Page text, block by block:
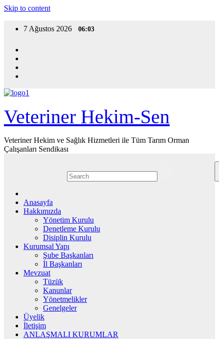
Skip to content
7 Ağustos 2026 06:03
Veteriner Hekim-Sen
Veteriner Hekim ve Sağlık Hizmetleri ile Tüm Tarım Orman
Çalışanları Sendikası
Anasayfa
Hakkımızda
Yönetim Kurulu
Denetleme Kurulu
Disiplin Kurulu
Kurumsal Yapı
Şube Başkanları
İl Başkanları
Mevzuat
Tüzük
Kanunlar
Yönetmelikler
Genelgeler
Üyelik
İletişim
ANLAŞMALI KURUMLAR